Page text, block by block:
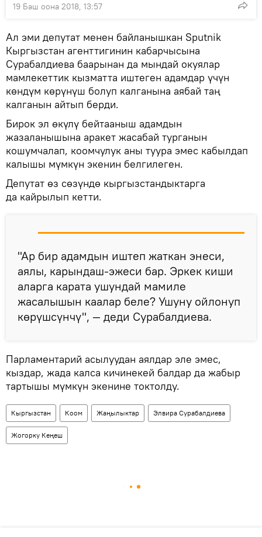
19 Баш оона 2018, 13:57
Ал эми депутат менен байланышкан Sputnik
Кыргызстан агенттигинин кабарчысына
Сурабалдиева баарынан да мындай окуялар
мамлекеттик кызматта иштеген адамдар үчүн
көндүм көрүнүш болуп калганына аябай таң
калганын айтып берди.
Бирок эл өкүлү бейтааныш адамдын
жазаланышына аракет жасабай турганын
кошумчалап, коомчулук аны туура эмес кабылдап
калышы мүмкүн экенин белгилеген.
Депутат өз сөзүндө кыргызстандыктарга
да кайрылып кетти.
"Ар бир адамдын иштеп жаткан энеси,
аялы, карындаш-эжеси бар. Эркек киши
аларга карата ушундай мамиле
жасалышын каалар беле? Ушуну ойлонуп
көрүшсүнчү", — деди Сурабалдиева.
Парламентарий асылуудан аялдар эле эмес,
кыздар, жада калса кичинекей балдар да жабыр
тартышы мүмкүн экенине токтолду.
Кыргызстан Коом Жаңылыктар Элвира Сурабалдиева
Жогорку Кеңеш